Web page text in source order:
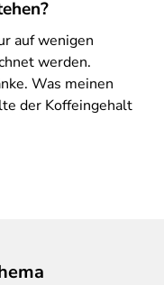
auf wenigen
werden.
Was meinen
der Koffeingehalt